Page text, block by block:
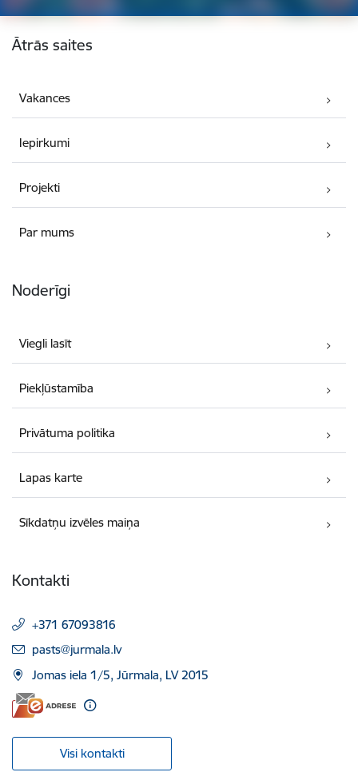
Kājene
Ātrās saites
Vakances
Iepirkumi
Projekti
Par mums
Noderīgi
Viegli lasīt
Piekļūstamība
Privātuma politika
Lapas karte
Sīkdatņu izvēles maiņa
Kontakti
+371 67093816
E-pasts:
pasts@jurmala.lv
Jomas iela 1/5, Jūrmala, LV 2015
Visi kontakti